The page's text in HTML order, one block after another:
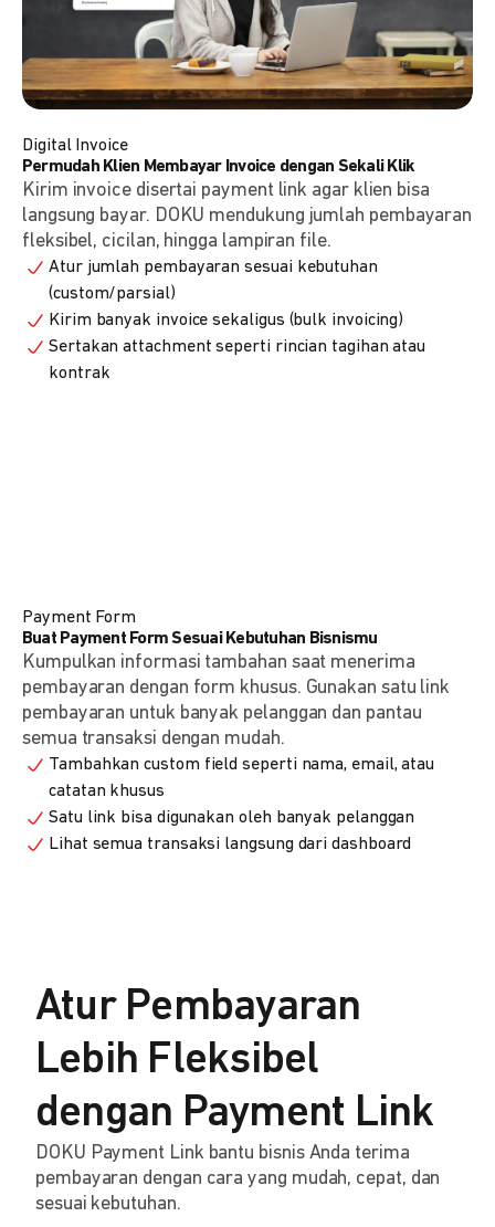
Digital Invoice
Permudah Klien Membayar Invoice dengan Sekali Klik
Kirim invoice disertai payment link agar klien bisa
langsung bayar. DOKU mendukung jumlah pembayaran
fleksibel, cicilan, hingga lampiran file.
Atur jumlah pembayaran sesuai kebutuhan
(custom/parsial)
Kirim banyak invoice sekaligus (bulk invoicing)
Sertakan attachment seperti rincian tagihan atau
kontrak
Payment Form
Buat Payment Form Sesuai Kebutuhan Bisnismu
Kumpulkan informasi tambahan saat menerima
pembayaran dengan form khusus. Gunakan satu link
pembayaran untuk banyak pelanggan dan pantau
semua transaksi dengan mudah.
Tambahkan custom field seperti nama, email, atau
catatan khusus
Satu link bisa digunakan oleh banyak pelanggan
Lihat semua transaksi langsung dari dashboard
Atur Pembayaran
Lebih Fleksibel
dengan Payment Link
DOKU Payment Link bantu bisnis Anda terima
pembayaran dengan cara yang mudah, cepat, dan
sesuai kebutuhan.